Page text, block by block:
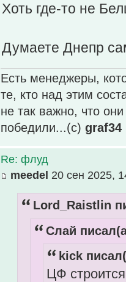
Хоть где-то не
Думаете Днепр
Есть менеджеры,
те, кто над этим
не так важно, что
победили...(с) graf34
Re: флуд
meedel 20 сен 2025,
Lord_Raistlin
Слай
kick
ЦФ